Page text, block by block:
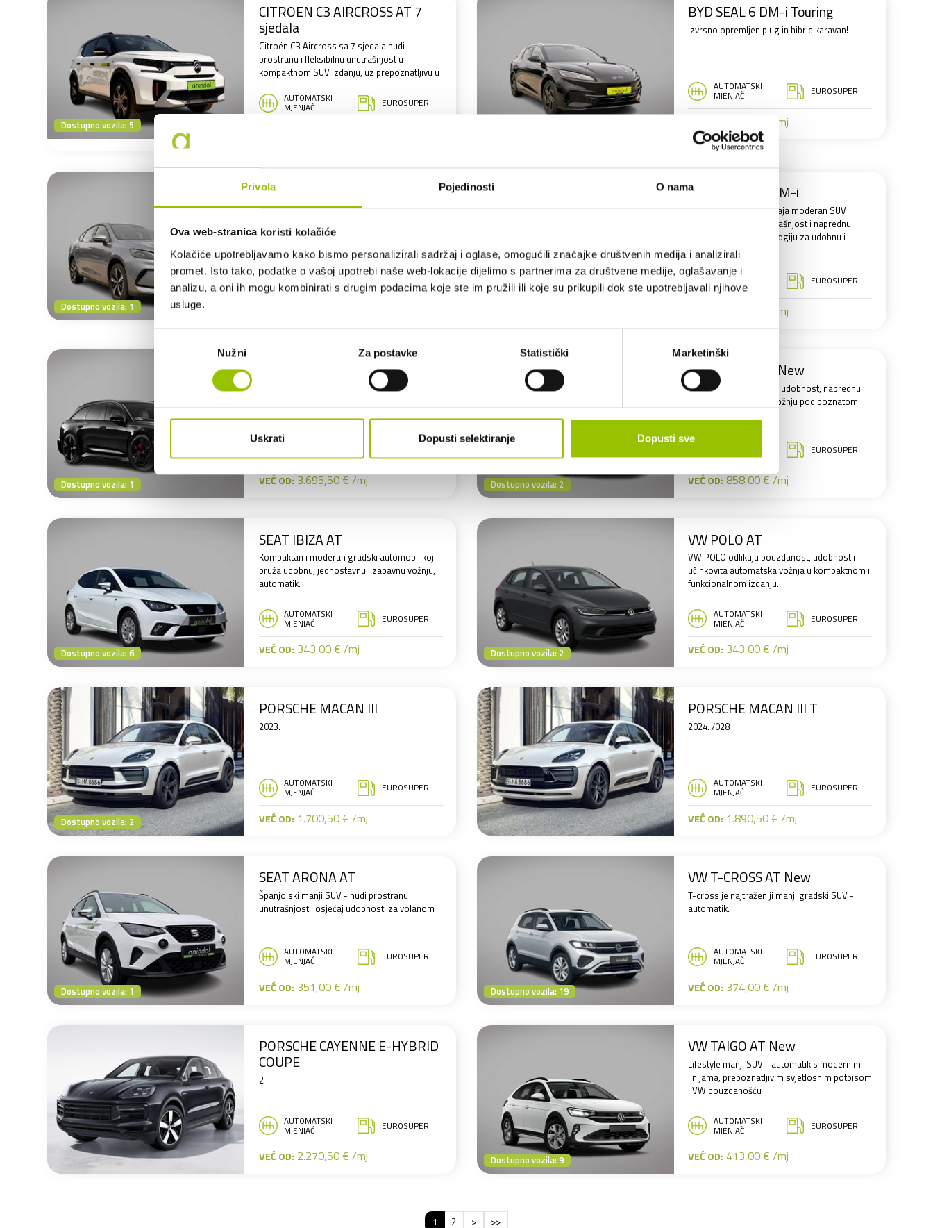
Privola Pojedinosti O nama
Ova web-stranica koristi kolačiće
Kolačiće upotrebljavamo kako bismo personalizirali sadržaj i oglase, omogućili značajke društvenih medija i analizirali
promet. Isto tako, podatke o vašoj upotrebi naše web-lokacije dijelimo s partnerima za društvene medije, oglašavanje i
analizu, a oni ih mogu kombinirati s drugim podacima koje ste im pružili ili koje su prikupili dok ste upotrebljavali njihove
usluge.
pristanka
Nužni Za postavke Statistički Marketinški
Uskrati Dopusti selektiranje Dopusti sve
Dostupno vozila: 5
CITROEN C3 AIRCROSS AT 7
sjedala
Citroën C3 Aircross sa 7 sjedala nudi
prostranu i fleksibilnu unutrašnjost u
kompaktnom SUV izdanju, uz prepoznatljivu u
AUTOMATSKI
MJENJAČ EUROSUPER
BYD SEAL 6 DM-i Touring
Izvrsno opremljen plug in hibrid karavan!
AUTOMATSKI
MJENJAČ EUROSUPER
569,00 € /mj
Dostupno vozila: 1
BYD SEAL 5 DM-i
Vrhunski opremljena limuzina, namijenjena
AUTOMATSKI
MJENJAČ EUROSUPER
BYD Sealion 5 DM-i
BYD Sealion 5 DM-i spaja moderan SUV
dizajn, prostranu unutrašnjost i naprednu
plug-in hibridnu tehnologiju za udobnu i
učinkovitu vožnju.
AUTOMATSKI
MJENJAČ EUROSUPER
445,00 € /mj
Dostupno vozila: 1
AUDI RS6 PERFOMANCE
2025. Sportski karavan koji spaja luksuz i
pokazati zube čim se doda gas.
AUTOMATSKI
MJENJAČ
VEĆ OD:3.695,50 € /mj Dostupno vozila: 2
AUDI Q3 SB AT New
Luksuzan SUV koji nudi udobnost, naprednu
tehnologiju i sigurnu vožnju pod poznatom
MJENJAČ EUROSUPER
VEĆ OD:858,00 € /mj
Dostupno vozila: 6
SEAT IBIZA AT
Kompaktan i moderan gradski automobil koji
pruža udobnu, jednostavnu i zabavnu vožnju,
automatik.
AUTOMATSKI
MJENJAČ EUROSUPER
VEĆ OD: 343,00 € /mj Dostupno vozila: 2
VW POLO AT
VW POLO odlikuju pouzdanost, udobnost i
učinkovita automatska vožnja u kompaktnom i
funkcionalnom izdanju.
AUTOMATSKI
MJENJAČ EUROSUPER
VEĆ OD: 343,00 € /mj
Dostupno vozila: 2
PORSCHE MACAN III
2023.
AUTOMATSKI
MJENJAČ EUROSUPER
VEĆ OD: 1.700,50 € /mj
PORSCHE MACAN III T
2024. /028
AUTOMATSKI
MJENJAČ EUROSUPER
VEĆ OD: 1.890,50 € /mj
Dostupno vozila: 1
SEAT ARONA AT
Španjolski manji SUV - nudi prostranu
unutrašnjost i osjećaj udobnosti za volanom
AUTOMATSKI
MJENJAČ EUROSUPER
VEĆ OD: 351,00 € /mj Dostupno vozila: 19
VW T-CROSS AT New
T-cross je najtraženiji manji gradski SUV -
automatik.
AUTOMATSKI
MJENJAČ EUROSUPER
VEĆ OD: 374,00 € /mj
PORSCHE CAYENNE E-HYBRID
COUPE
2
AUTOMATSKI
MJENJAČ EUROSUPER
VEĆ OD: 2.270,50 € /mj Dostupno vozila: 9
VW TAIGO AT New
Lifestyle manji SUV - automatik s modernim
linijama, prepoznatljivim svjetlosnim potpisom
i VW pouzdanošću
AUTOMATSKI
MJENJAČ EUROSUPER
VEĆ OD: 413,00 € /mj
1 2 > >>